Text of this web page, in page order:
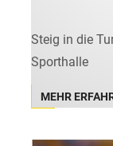
Steig in die
Sporthalle
MEHR